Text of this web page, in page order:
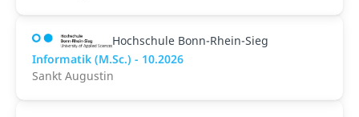
Hochschule Bonn-Rhein-Sieg
Informatik (M.Sc.) - 10.2026
Sankt Augustin